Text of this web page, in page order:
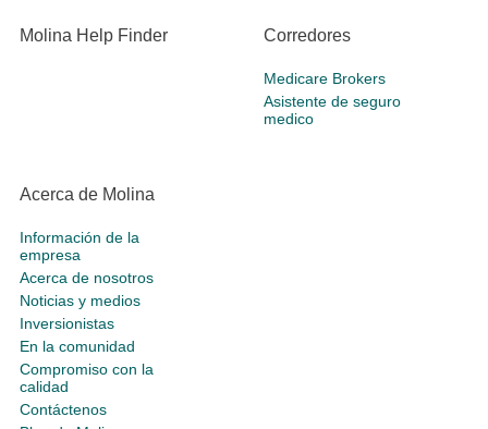
Molina Help Finder Corredores
Medicare Brokers
Asistente de seguro
medico
Acerca de Molina
Información de la
empresa
Acerca de nosotros
Noticias y medios
Inversionistas
En la comunidad
Compromiso con la
calidad
Contáctenos